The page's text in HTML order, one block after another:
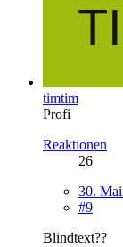
timtim
Profi
Reaktionen
26
30.
#9
Blindtext??